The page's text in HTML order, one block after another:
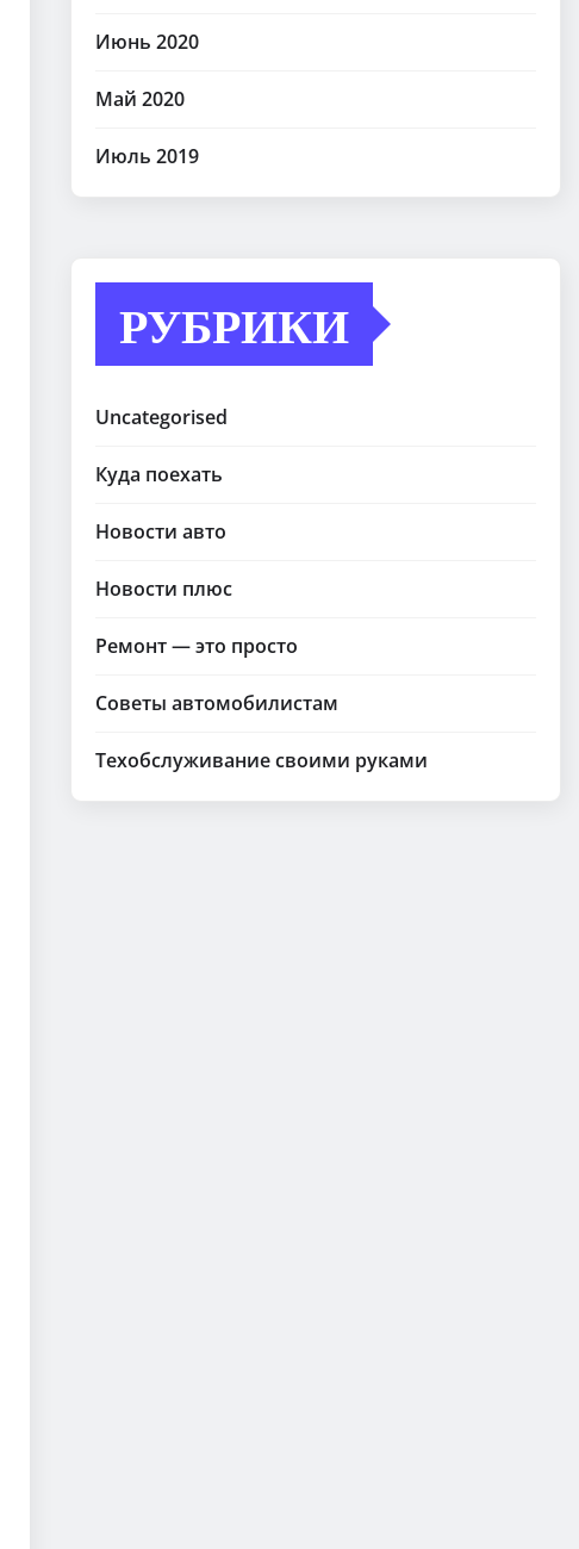
Июнь 2020
Май 2020
Июль 2019
РУБРИКИ
Uncategorised
Куда поехать
Новости авто
Новости плюс
Ремонт — это просто
Советы автомобилистам
Техобслуживание своими руками